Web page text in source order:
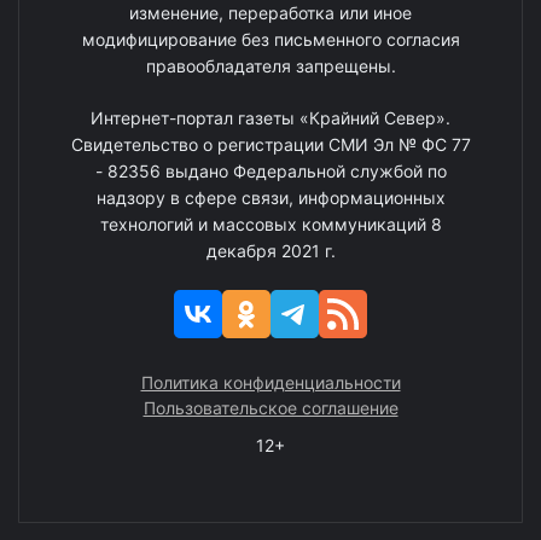
изменение, переработка или иное
модифицирование без письменного согласия
правообладателя запрещены.
Интернет-портал газеты «Крайний Север».
Свидетельство о регистрации СМИ Эл № ФС 77
- 82356 выдано Федеральной службой по
надзору в сфере связи, информационных
технологий и массовых коммуникаций 8
декабря 2021 г.
Политика конфиденциальности
Пользовательское соглашение
12+